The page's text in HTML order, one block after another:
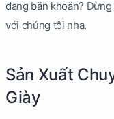
đang băn khoăn?
với chúng tôi nha.
Sản Xuất
Giày